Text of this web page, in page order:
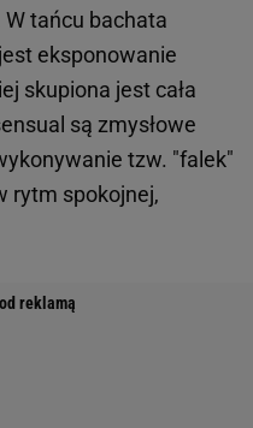
tańcu bachata
eksponowanie
skupiona jest cała
są zmysłowe
tzw. "falek"
rytm spokojnej,